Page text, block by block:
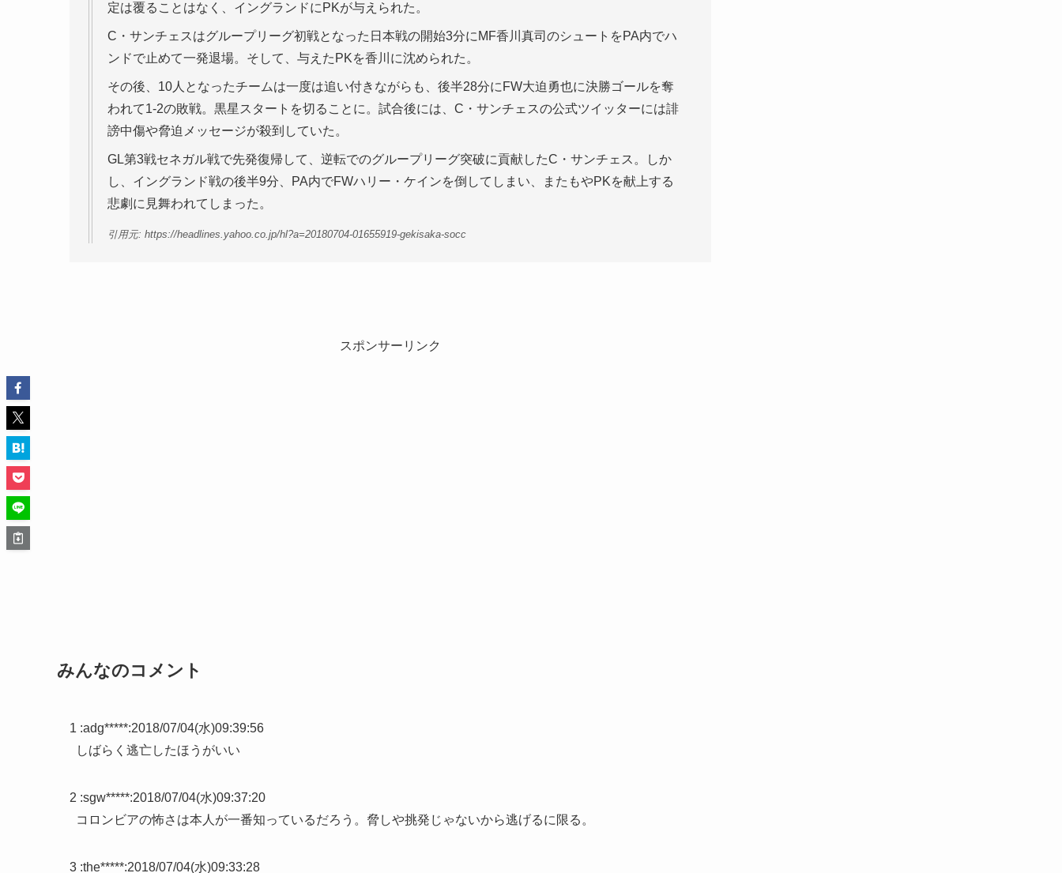
定は覆ることはなく、イングランドにPKが与えられた。
C・サンチェスはグループリーグ初戦となった日本戦の開始3分にMF香川真司のシュートをPA内でハ
ンドで止めて一発退場。そして、与えたPKを香川に沈められた。
その後、10人となったチームは一度は追い付きながらも、後半28分にFW大迫勇也に決勝ゴールを奪
われて1-2の敗戦。黒星スタートを切ることに。試合後には、C・サンチェスの公式ツイッターには誹
謗中傷や脅迫メッセージが殺到していた。
GL第3戦セネガル戦で先発復帰して、逆転でのグループリーグ突破に貢献したC・サンチェス。しか
し、イングランド戦の後半9分、PA内でFWハリー・ケインを倒してしまい、またもやPKを献上する
悲劇に見舞われてしまった。
引用元: https://headlines.yahoo.co.jp/hl?a=20180704-01655919-gekisaka-socc
スポンサーリンク
みんなのコメント
1 :adg*****:2018/07/04(水)09:39:56
しばらく逃亡したほうがいい
2 :sgw*****:2018/07/04(水)09:37:20
コロンビアの怖さは本人が一番知っているだろう。脅しや挑発じゃないから逃げるに限る。
3 :the*****:2018/07/04(水)09:33:28